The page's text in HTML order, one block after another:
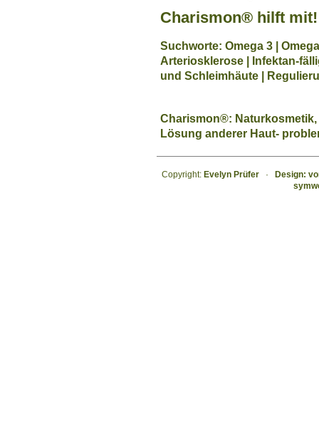
Charismon® hilft mit!
Suchworte: Omega 3 |
Arteriosklerose | Infektan-
und Schleimhäute |
Charismon®:
Lösung anderer Haut-
Copyright: Evelyn Prüfer · Design: